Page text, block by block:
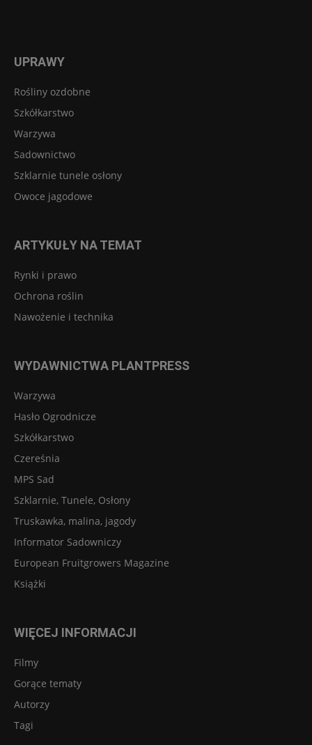
UPRAWY
Rośliny ozdobne
Szkółkarstwo
Warzywa
Sadownictwo
Szklarnie tunele osłony
Owoce jagodowe
ARTYKUŁY NA TEMAT
Rynki i prawo
Ochrona roślin
Nawożenie i technika
WYDAWNICTWA PLANTPRESS
Warzywa
Hasło Ogrodnicze
Szkółkarstwo
Czereśnia
MPS Sad
Szklarnie, Tunele, Osłony
Truskawka, malina, jagody
Informator Sadowniczy
European Fruitgrowers Magazine
Książki
WIĘCEJ INFORMACJI
Filmy
Gorące tematy
Autorzy
Tagi